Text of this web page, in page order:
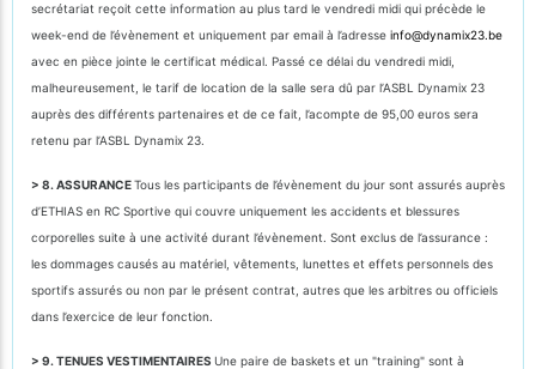
secrétariat reçoit cette information au plus tard le vendredi midi qui précède le
week-end de l’évènement et uniquement par email à l’adresse info@dynamix23.be
avec en pièce jointe le certificat médical. Passé ce délai du vendredi midi,
malheureusement, le tarif de location de la salle sera dû par l’ASBL Dynamix 23
auprès des différents partenaires et de ce fait, l’acompte de 95,00 euros sera
retenu par l’ASBL Dynamix 23.
> 8. ASSURANCETous les participants de l’évènement du jour sont assurés auprès
d’ETHIAS en RC Sportive qui couvre uniquement les accidents et blessures
corporelles suite à une activité durant l’évènement. Sont exclus de l’assurance :
les dommages causés au matériel, vêtements, lunettes et effets personnels des
sportifs assurés ou non par le présent contrat, autres que les arbitres ou officiels
dans l’exercice de leur fonction.
> 9. TENUES VESTIMENTAIRES Une paire de baskets et un "training" sont à